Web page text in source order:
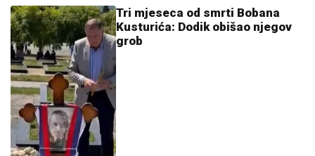
Tri mjeseca od smrti Bobana
Kusturića: Dodik obišao njegov
grob